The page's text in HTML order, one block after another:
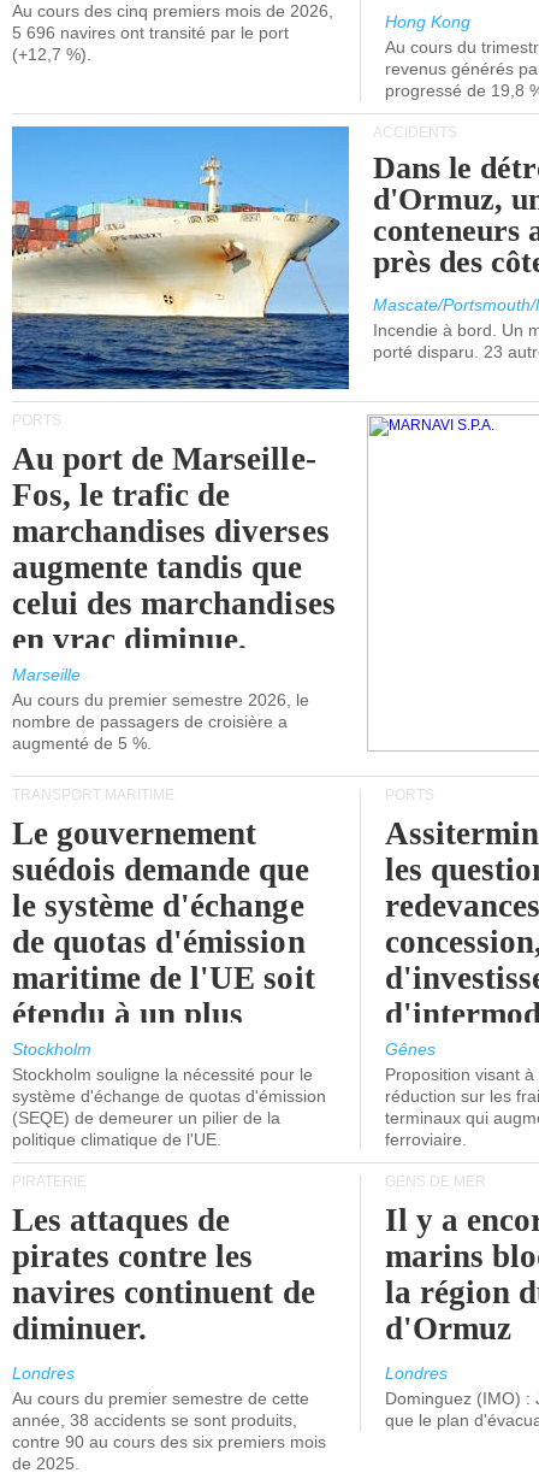
Au cours des cinq premiers mois de 2026,
5 696 navires ont transité par le port
(+12,7 %).
Hong Kong
Au cours du
revenus générés
progressé de 19,8
ACCIDENTS
Dans le
d'Ormuz,
conteneurs
près des
Mascate/
Incendie à bord. Un
porté disparu. 23
PORTS
Au port de Marseille-
Fos, le trafic de
marchandises diverses
augmente tandis que
celui des marchandises
en vrac diminue.
Marseille
Au cours du premier semestre 2026, le
nombre de passagers de croisière a
augmenté de 5 %.
TRANSPORT MARITIME
Le gouvernement
suédois demande que
le système d'échange
de quotas d'émission
maritime de l'UE soit
étendu à un plus
grand nombre de
navires.
Stockholm
Stockholm souligne la nécessité pour le
système d'échange de quotas d'émission
(SEQE) de demeurer un pilier de la
politique climatique de l'UE.
PORTS
les
l'attention
politiciens.
Gênes
Proposition visant
réduction sur les
terminaux qui
ferroviaire.
PIRATERIE
Les attaques de
pirates contre les
navires continuent de
diminuer.
Londres
Au cours du premier semestre de cette
année, 38 accidents se sont produits,
contre 90 au cours des six premiers mois
de 2025.
GENS DE MER
Il y a
marins
la région
d'Ormuz
Londres
Dominguez (IMO) :
que le plan